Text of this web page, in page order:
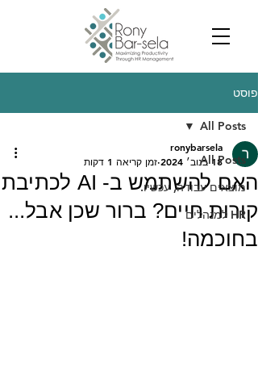
פוסט
All Posts
מוצאים עבודה, עכשיו.
HR למנהלים
All Posts
האם להשתמש ב- AI לכתיבת
קורות חיים? ברור שכן אבל...
בחוכמה!
ronybarsela
18 בנוב׳ 2024
זמן קריאה 1 דקות